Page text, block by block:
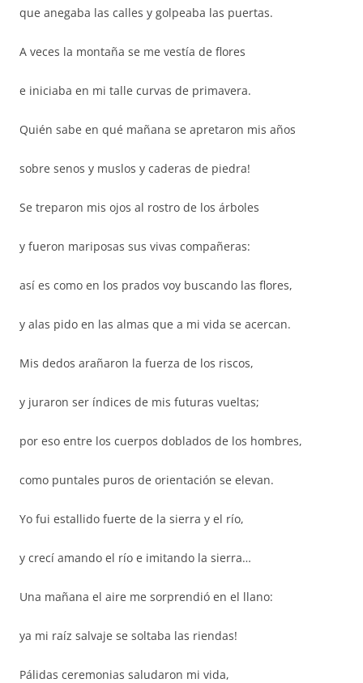
que anegaba las calles y golpeaba las puertas.
A veces la montaña se me vestía de flores
e iniciaba en mi talle curvas de primavera.
Quién sabe en qué mañana se apretaron mis años
sobre senos y muslos y caderas de piedra!
Se treparon mis ojos al rostro de los árboles
y fueron mariposas sus vivas compañeras:
así es como en los prados voy buscando las flores,
y alas pido en las almas que a mi vida se acercan.
Mis dedos arañaron la fuerza de los riscos,
y juraron ser índices de mis futuras vueltas;
por eso entre los cuerpos doblados de los hombres,
como puntales puros de orientación se elevan.
Yo fui estallido fuerte de la sierra y el río,
y crecí amando el río e imitando la sierra…
Una mañana el aire me sorprendió en el llano:
ya mi raíz salvaje se soltaba las riendas!
Pálidas ceremonias saludaron mi vida,